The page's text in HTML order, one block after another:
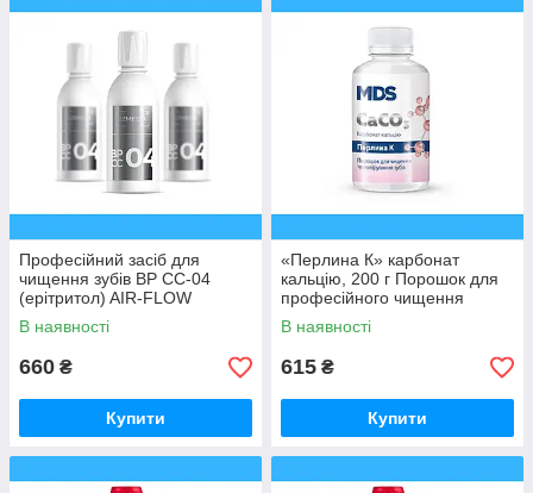
Професійний засіб для
чищення зубів BP CC-04
(ерітритол) AIR-FLOW
Флакон на 100 г
В наявності
660 ₴
Купити
«Перлина К» карбонат
кальцію, 200 г Порошок для
професійного чищення
В наявності
615 ₴
Купити